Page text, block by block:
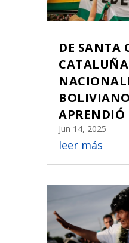
DE SANTA
APRENDIÓ
Jun 14, 2025
leer más